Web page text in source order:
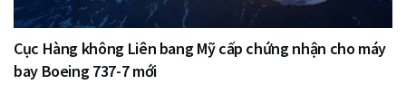
Cục Hàng không Liên bang Mỹ cấp chứng nhận cho máy
bay Boeing 737-7 mới